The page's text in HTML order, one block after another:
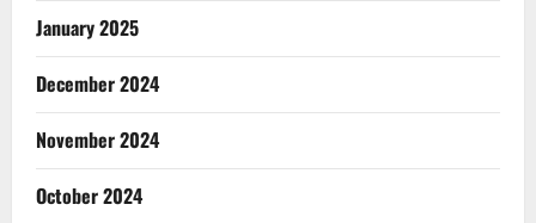
January 2025
December 2024
November 2024
October 2024